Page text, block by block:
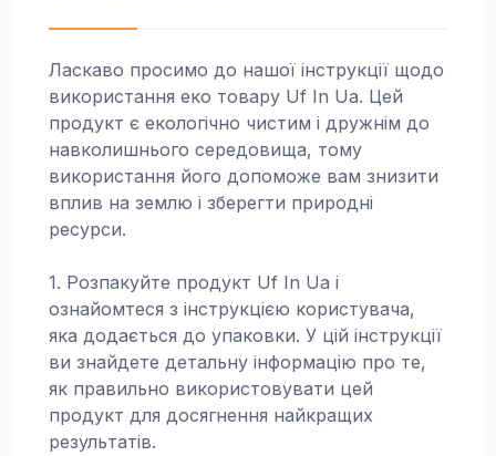
Ласкаво просимо до нашої інструкції щодо
використання еко товару Uf In Ua. Цей
продукт є екологічно чистим і дружнім до
навколишнього середовища, тому
використання його допоможе вам знизити
вплив на землю і зберегти природні
ресурси.
1. Розпакуйте продукт Uf In Ua і
ознайомтеся з інструкцією користувача,
яка додається до упаковки. У цій інструкції
ви знайдете детальну інформацію про те,
як правильно використовувати цей
продукт для досягнення найкращих
результатів.